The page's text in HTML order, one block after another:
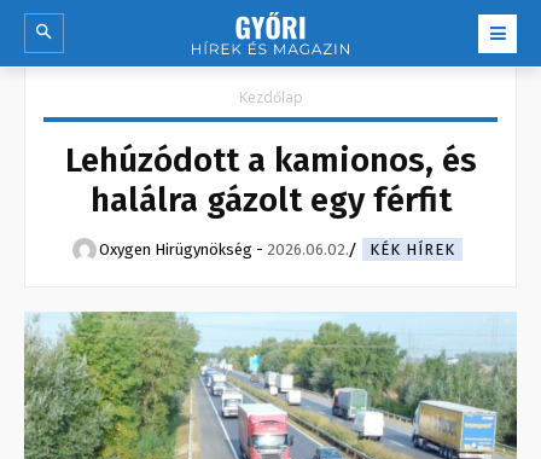
Kezdőlap
Lehúzódott a kamionos, és
halálra gázolt egy férfit
Oxygen Hirügynökség - 2026.06.02. KÉK HÍREK